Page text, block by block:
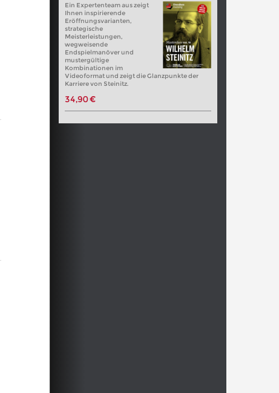
Ein Expertenteam aus zeigt
Ihnen inspirierende
Eröffnungsvarianten,
strategische
Meisterleistungen,
wegweisende
Endspielmanöver und
mustergültige
Kombinationen im
Videoformat und zeigt die Glanzpunkte der
Karriere von Steinitz.
34,90 €